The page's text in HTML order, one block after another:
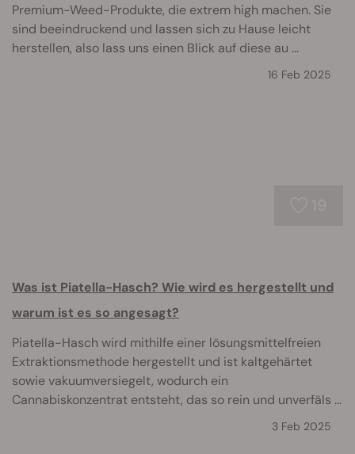
Premium-Weed-Produkte, die extrem high machen. Sie
sind beeindruckend und lassen sich zu Hause leicht
herstellen, also lass uns einen Blick auf diese au ...
16 Feb 2025
Was ist Piatella-Hasch? Wie wird es hergestellt und
warum ist es so angesagt?
Piatella-Hasch wird mithilfe einer lösungsmittelfreien
Extraktionsmethode hergestellt und ist kaltgehärtet
sowie vakuumversiegelt, wodurch ein
Cannabiskonzentrat entsteht, das so rein und unverfäls ...
3 Feb 2025